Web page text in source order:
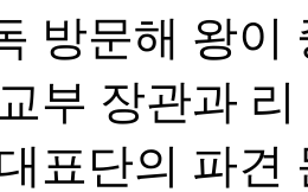
방문해 왕이
부 장관과
표단의 파견